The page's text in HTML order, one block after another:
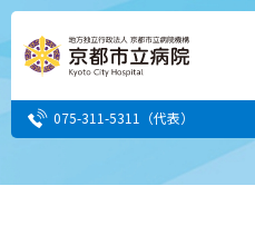
075-311-5311 （代表）